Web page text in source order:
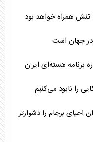
تنش همراه خواهد بود
جهان است
برنامه هسته‌ای ایران
را نابود می‌کنیم
احیای برجام را دشوارتر